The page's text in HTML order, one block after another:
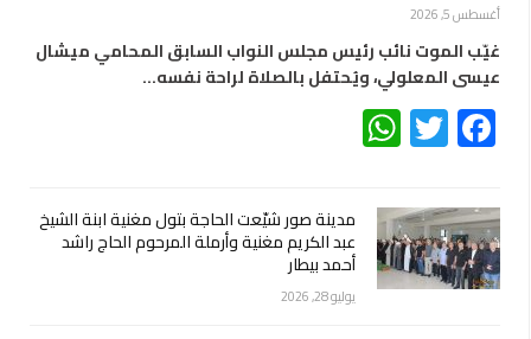
أغسطس 5, 2026
غيّب الموت نائب رئيس مجلس النواب السابق المحامي ميشال
عيسى المعلولي، ويُحتفل بالصلاة لراحة نفسه…
Facebook
Twitter
مدينة صور شيّعت الحاجة بتول مغنية ابنة الشيخ
عبد الكريم مغنية وأرملة المرحوم الحاج راشد
أحمد بيطار
يوليو 28, 2026